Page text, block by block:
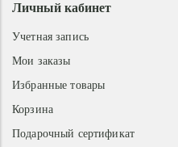
Личный кабинет
Учетная запись
Мои заказы
Избранные товары
Корзина
Подарочный сертификат